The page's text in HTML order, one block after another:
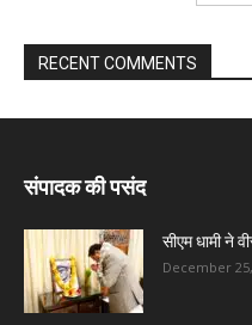
RECENT COMMENTS
संपादक की पसंद
सीएम धामी ने
December